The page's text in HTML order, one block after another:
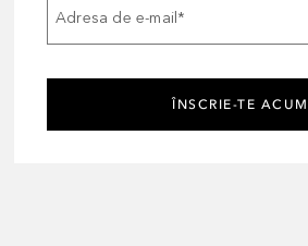
Adresa de e-mail*
ÎNSCRIE-TE